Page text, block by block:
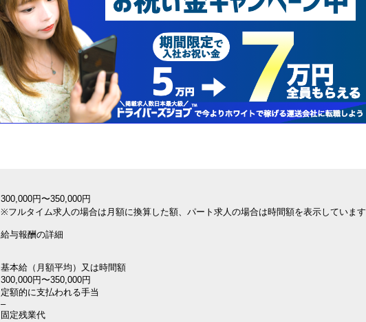
300,000円〜350,000円
※フルタイム求人の場合は月額に換算した額、パート求人の場合は時間額を表示しています
給与報酬の詳細
基本給（月額平均）又は時間額
300,000円〜350,000円
定額的に支払われる手当
–
固定残業代